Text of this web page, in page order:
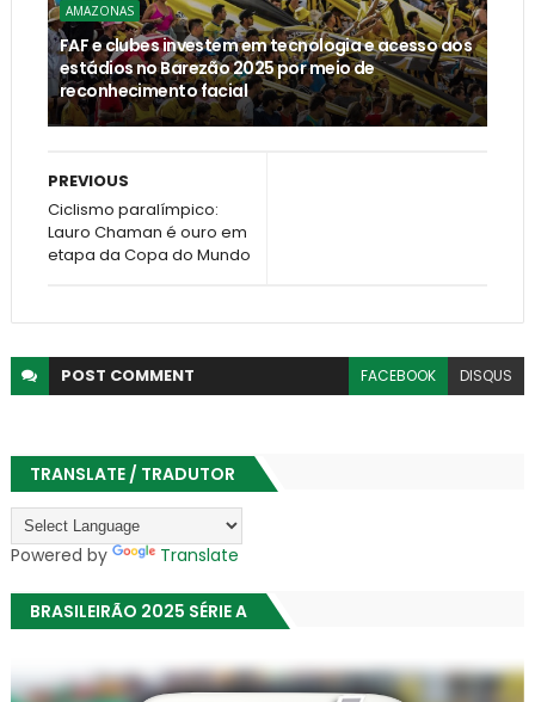
AMAZONAS
FAF e clubes investem em tecnologia e acesso aos
estádios no Barezão 2025 por meio de
reconhecimento facial
PREVIOUS
Ciclismo paralímpico:
Lauro Chaman é ouro em
etapa da Copa do Mundo
POST COMMENT FACEBOOK DISQUS
TRANSLATE / TRADUTOR
Powered by Translate
BRASILEIRÃO 2025 SÉRIE A